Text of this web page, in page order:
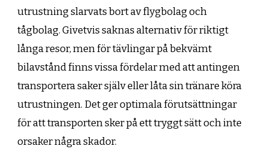
utrustning slarvats bort av flygbolag och
tågbolag. Givetvis saknas alternativ för riktigt
långa resor, men för tävlingar på bekvämt
bilavstånd finns vissa fördelar med att antingen
transportera saker själv eller låta sin tränare köra
utrustningen. Det ger optimala förutsättningar
för att transporten sker på ett tryggt sätt och inte
orsaker några skador.